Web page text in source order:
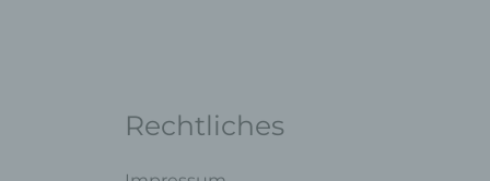
Rechtliches